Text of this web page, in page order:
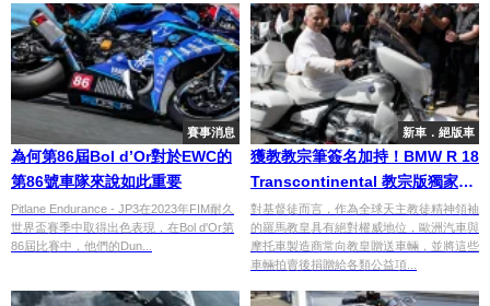
賽事消息
為何第86屆Bol d’Or對於EWC的
第86號車隊來說如此重要
Pitlane Endurance - JP3在2023年FIM耐久
世界盃賽季中取得出色表現，在Bol d'Or第
86屆比賽中，他們的Dun...
新車．絕版車
獲教教宗筆簽名加持！BMW R 18
Transcontinental 教宗版獨家亮
相，預計將登上拍賣會
對基督徒而言，作為全球天主教徒精神領袖
的羅馬教皇具有絕對權威地位，歐洲汽車與
摩托車製造商常向教皇贈送車輛，並將這些
車輛拍賣後捐贈給各類公益項...